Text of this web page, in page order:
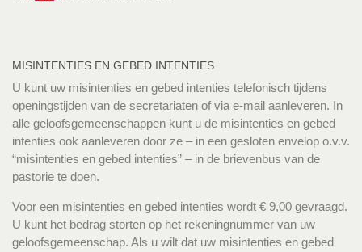
MISINTENTIES EN GEBED INTENTIES
U kunt uw misintenties en gebed intenties telefonisch tijdens
openingstijden van de secretariaten of via e-mail aanleveren. In
alle geloofsgemeenschappen kunt u de misintenties en gebed
intenties ook aanleveren door ze – in een gesloten envelop o.v.v.
“misintenties en gebed intenties” – in de brievenbus van de
pastorie te doen.
Voor een misintenties en gebed intenties wordt € 9,00 gevraagd.
U kunt het bedrag storten op het rekeningnummer van uw
geloofsgemeenschap. Als u wilt dat uw misintenties en gebed